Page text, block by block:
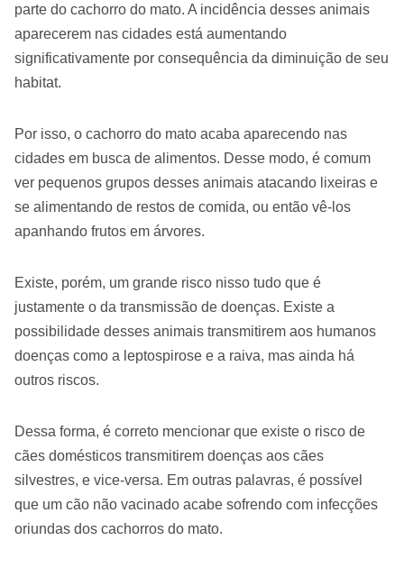
parte do cachorro do mato. A incidência desses animais
aparecerem nas cidades está aumentando
significativamente por consequência da diminuição de seu
habitat.
Por isso, o cachorro do mato acaba aparecendo nas
cidades em busca de alimentos. Desse modo, é comum
ver pequenos grupos desses animais atacando lixeiras e
se alimentando de restos de comida, ou então vê-los
apanhando frutos em árvores.
Existe, porém, um grande risco nisso tudo que é
justamente o da transmissão de doenças. Existe a
possibilidade desses animais transmitirem aos humanos
doenças como a leptospirose e a raiva, mas ainda há
outros riscos.
Dessa forma, é correto mencionar que existe o risco de
cães domésticos transmitirem doenças aos cães
silvestres, e vice-versa. Em outras palavras, é possível
que um cão não vacinado acabe sofrendo com infecções
oriundas dos cachorros do mato.